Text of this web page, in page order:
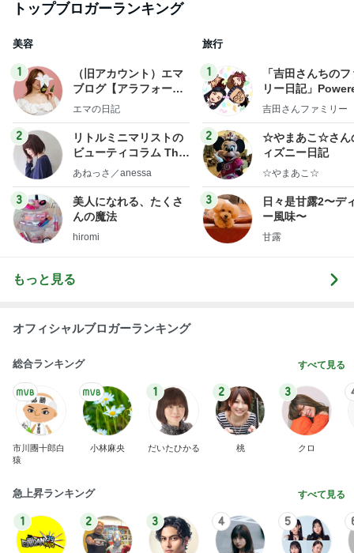
トップブロガーランキング
美容
1
（旧アカウント）エマ
ブログ【アラフォー会
社売却セカンドライ
エマの日記
2
リトルミニマリストの
ビューティコラム The
little minimalist's bea
あねっさ／anessa
3
美人になれる、たくさ
んの魔法
hiromi
旅行
1
「吉田さんちの
リー日記」
y Ameba 吉田さ
ログ
吉田さんファミリー
2
☆やまあこ☆さん
ィズニー日記
☆やまあこ☆
3
日々是甘露2〜デ
ー風味〜
甘露
もっと見る
オフィシャルブロガーランキング
総合ランキング すべて見る
市川團十郎白
猿
小林麻央
1
だいたひかる
2
桃
3
クロ
急上昇ランキング すべて見る
1 2 3 4 5